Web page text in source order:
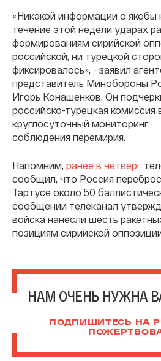
«Никакой информации о якобы
течение этой недели ударах
формированиям сирийской
российской, ни турецкой
фиксировалось», - заявил
представитель Минобороны
Игорь Конашенков. Он
российско-турецкая комиссия
круглосуточный мониторинг
соблюдения перемирия.
Напомним, ранее в четверг
сообщил, что Россия
Тартусе около 50
сообщении телеканал
войска нанесли шесть
позициям сирийской
НАМ ОЧЕНЬ НУЖНА
ПОДПИШИТЕСЬ НА